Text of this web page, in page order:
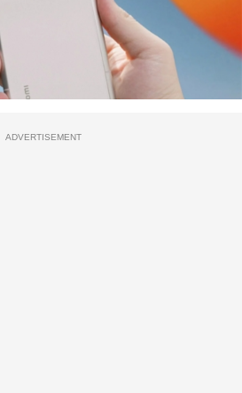
ADVERTISEMENT